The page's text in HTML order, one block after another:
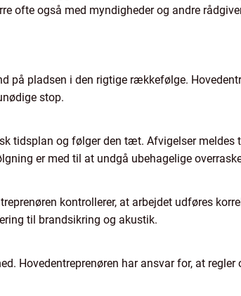
ofte også med myndigheder og andre
på pladsen i den rigtige rækkefølge.
stop.
tidsplan og følger den tæt. Afvigelser
er med til at undgå ubehagelige
kontrollerer, at arbejdet udføres
til brandsikring og akustik.
Hovedentreprenøren har ansvar for, at